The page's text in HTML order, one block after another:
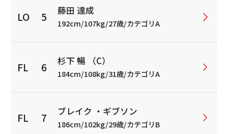
藤田 達成
192cm/107kg/27歳/カテゴリA
杉下 暢 （C）
184cm/108kg/31歳/カテゴリA
ブレイク ・ギブソン
186cm/102kg/29歳/カテゴリB